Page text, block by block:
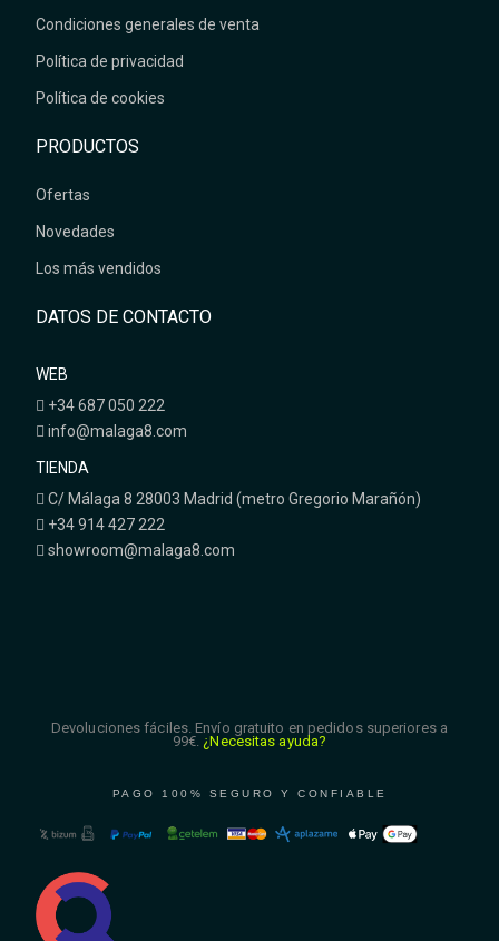
Condiciones generales de venta
Política de privacidad
Política de cookies
PRODUCTOS
Ofertas
Novedades
Los más vendidos
DATOS DE CONTACTO
WEB
+34 687 050 222
info@malaga8.com
TIENDA
C/ Málaga 8 28003 Madrid (metro Gregorio Marañón)
+34 914 427 222
showroom@malaga8.com
Devoluciones fáciles. Envío gratuito en pedidos superiores a
99€. ¿Necesitas ayuda?
PAGO 100% SEGURO Y CONFIABLE